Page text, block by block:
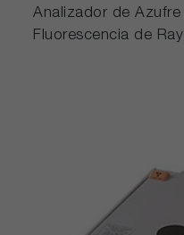
Analizador de
Fluorescencia de